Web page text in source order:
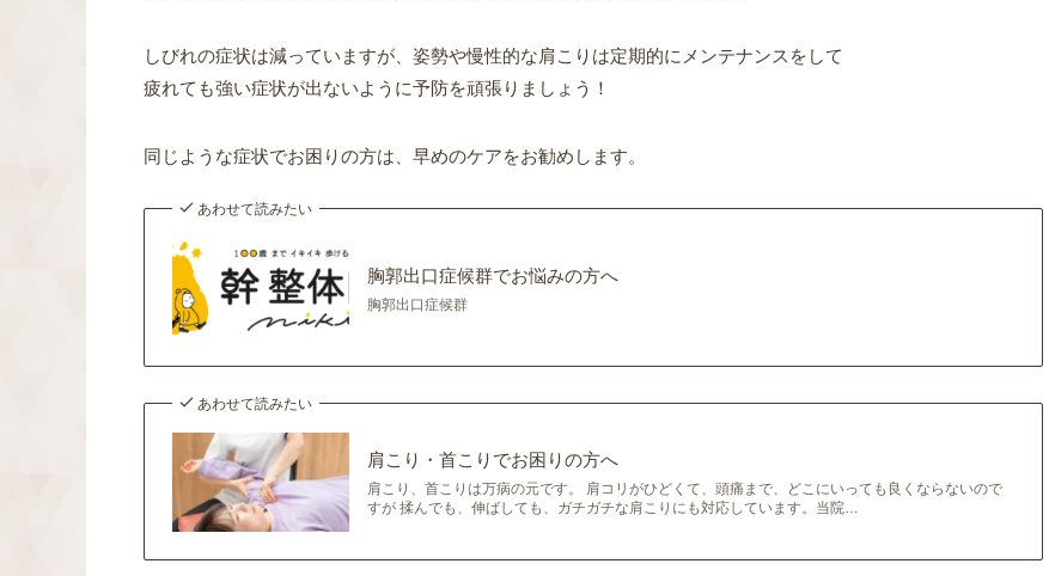
しびれの症状は減っていますが、姿勢や慢性的な肩こりは定期的にメンテナンスをして
疲れても強い症状が出ないように予防を頑張りましょう！
同じような症状でお困りの方は、早めのケアをお勧めします。
あわせて読みたい
胸郭出口症候群でお悩みの方へ
胸郭出口症候群
あわせて読みたい
肩こり・首こりでお困りの方へ
肩こり、首こりは万病の元です。 肩コリがひどくて、頭痛まで、どこにいっても良くならないので
すが 揉んでも、伸ばしても、ガチガチな肩こりにも対応しています。当院…